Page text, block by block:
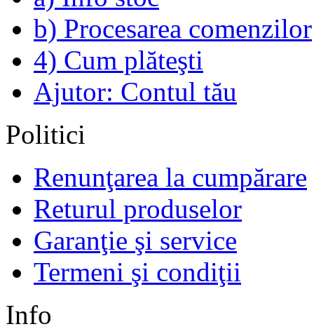
b) Procesarea comenzilor
4) Cum plăteşti
Ajutor: Contul tău
Politici
Renunţarea la cumpărare
Returul produselor
Garanţie şi service
Termeni şi condiţii
Info